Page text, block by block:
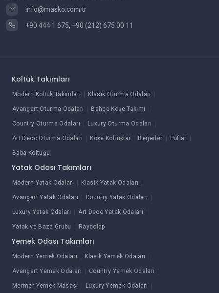
info@masko.com.tr
+90 444 1 675, +90 (212) 675 00 11
Koltuk Takımları
Modern Koltuk Takımları Klasik Oturma Odaları
Avangart Oturma Odaları Bahçe Köşe Takımı
Country Oturma Odaları Luxury Oturma Odaları
Art Deco Oturma Odaları Köşe Koltuklar Berjerler Puflar
Baba Koltuğu
Yatak Odası Takımları
Modern Yatak Odaları Klasik Yatak Odaları
Avangart Yatak Odaları Country Yatak Odaları
Luxury Yatak Odaları Art Deco Yatak Odaları
Yatak ve Baza Grubu Raydolap
Yemek Odası Takımları
Modern Yemek Odaları Klasik Yemek Odaları
Avangart Yemek Odaları Country Yemek Odaları
Mermer Yemek Masası Luxury Yemek Odaları